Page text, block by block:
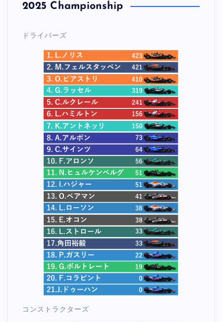
2025 Championship
ドライバーズ
コンストラクターズ